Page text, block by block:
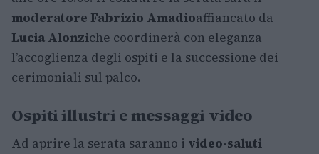
moderatore Fabrizio Amadioaffiancato da
Lucia Alonziche coordinerà con eleganza
l’accoglienza degli ospiti e la successione dei
cerimoniali sul palco.
Ospiti illustri e messaggi video
Ad aprire la serata saranno i video-saluti